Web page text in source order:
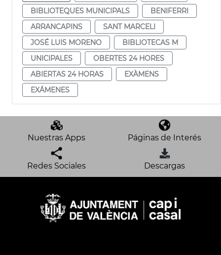
BIBLIOTEQUES MUNICIPALS
BENIFERRI
ARRANCAPINS
SANT MARCELI
JOSÉ LUIS MORENO
BIBLIOTECAS M
UNICIPALES
OBERTES 24 HORES
ABIERTAS 24 HORAS
EXÀMENS
EXÁMENES
Nuestras Apps Páginas de Interés
Redes Sociales Descargas